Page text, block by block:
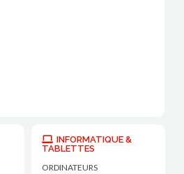
INFORMATIQUE &
TABLETTES
ORDINATEURS